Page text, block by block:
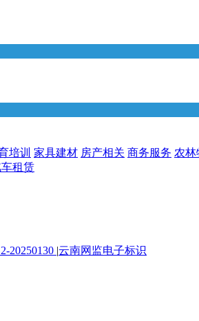
培训 家具建材 房产相关 商务服务 农林
租赁
20250130 |云南网监电子标识